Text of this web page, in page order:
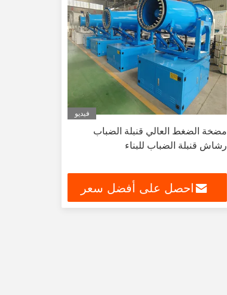
فيديو
مضخة الضغط العالي قنبلة الضباب
رشاش قنبلة الضباب للبناء
احصل على أفضل سعر